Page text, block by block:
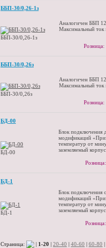
ББП-30/0,26-1з
ББП-30/0,26-1з
Аналогичен ББП
Максимальный ток
ББП-30/0,26з
ББП-30/0,26з
Аналогичен ББП
Максимальный ток
БД-00
БД-00
Блок подключения
модификаций
температур от
заземляемый
БД-1
БД-1
Блок подключения
модификаций
температур от
заземляемый
Страница: | 1-20 | 20-40 | 40-60 | 60-80 |